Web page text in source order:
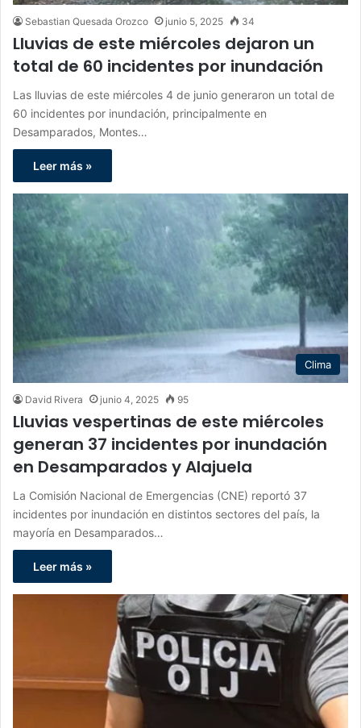
Sebastian Quesada Orozco junio 5, 2025 34
Lluvias de este miércoles dejaron un
total de 60 incidentes por inundación
Las lluvias de este miércoles 4 de junio generaron un total de
60 incidentes por inundación, principalmente en
Desamparados, Montes…
Leer más »
Clima
David Rivera junio 4, 2025 95
Lluvias vespertinas de este miércoles
generan 37 incidentes por inundación
en Desamparados y Alajuela
La Comisión Nacional de Emergencias (CNE) reportó 37
incidentes por inundación en distintos sectores del país, la
mayoría en Desamparados…
Leer más »